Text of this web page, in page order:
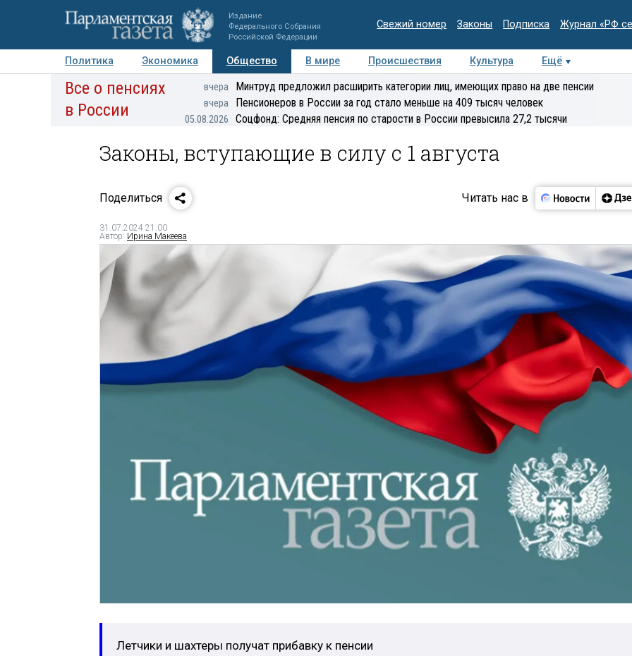
Издание
Федерального Собрания
Российской Федерации
Свежий номер Законы Подписка Журнал «РФ
Политика Экономика Общество В мире Происшествия Культура Ещё
Авторы Персоны Мнения Регионы Медиацентр Интервью Колумнисты
Деловая
Все о пенсиях
в России
вчера Минтруд предложил расширить категории лиц, имеющих право на две пенсии
вчера Пенсионеров в России за год стало меньше на 409 тысяч человек
05.08.2026 Соцфонд: Средняя пенсия по старости в России превысила 27,2 тысячи
Законы, вступающие в силу с 1 августа
Поделиться Читать нас в
31.07.2024 21:00
Автор: Ирина Макеева
Летчики и шахтеры получат прибавку к пенсии